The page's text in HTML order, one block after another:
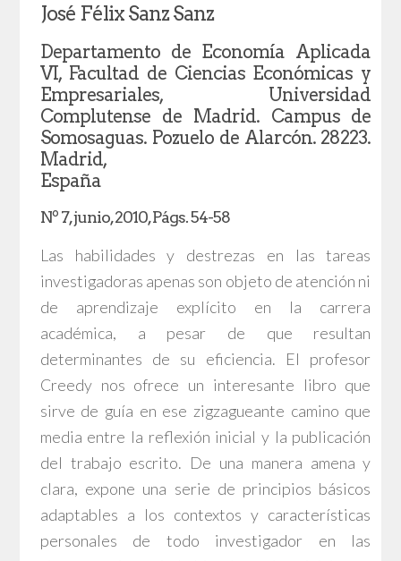
José Félix Sanz Sanz
Departamento de Economía Aplicada
VI, Facultad de Ciencias Económicas y
Empresariales, Universidad
Complutense de Madrid. Campus de
Somosaguas. Pozuelo de Alarcón. 28223.
Madrid,
España
Nº 7, junio, 2010, Págs. 54-58
Las habilidades y destrezas en las tareas
investigadoras apenas son objeto de atención ni
de aprendizaje explícito en la carrera
académica, a pesar de que resultan
determinantes de su eficiencia. El profesor
Creedy nos ofrece un interesante libro que
sirve de guía en ese zigzagueante camino que
media entre la reflexión inicial y la publicación
del trabajo escrito. De una manera amena y
clara, expone una serie de principios básicos
adaptables a los contextos y características
personales de todo investigador en las